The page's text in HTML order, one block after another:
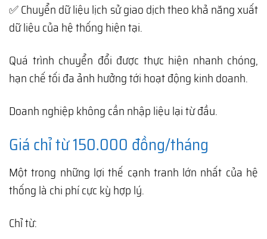
✅ Chuyển dữ liệu lịch sử giao dịch theo khả năng xuất
dữ liệu của hệ thống hiện tại.
Quá trình chuyển đổi được thực hiện nhanh chóng,
hạn chế tối đa ảnh hưởng tới hoạt động kinh doanh.
Doanh nghiệp không cần nhập liệu lại từ đầu.
Giá chỉ từ 150.000 đồng/tháng
Một trong những lợi thế cạnh tranh lớn nhất của hệ
thống là chi phí cực kỳ hợp lý.
Chỉ từ: